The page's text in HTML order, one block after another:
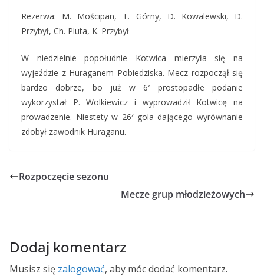
Rezerwa: M. Mościpan, T. Górny, D. Kowalewski, D.
Przybył, Ch. Pluta, K. Przybył
W niedzielnie popołudnie Kotwica mierzyła się na
wyjeździe z Huraganem Pobiedziska. Mecz rozpoczął się
bardzo dobrze, bo już w 6′ prostopadłe podanie
wykorzystał P. Wolkiewicz i wyprowadził Kotwicę na
prowadzenie. Niestety w 26′ gola dającego wyrównanie
zdobył zawodnik Huraganu.
Rozpoczęcie sezonu
Mecze grup młodzieżowych
Dodaj komentarz
Musisz się zalogować, aby móc dodać komentarz.